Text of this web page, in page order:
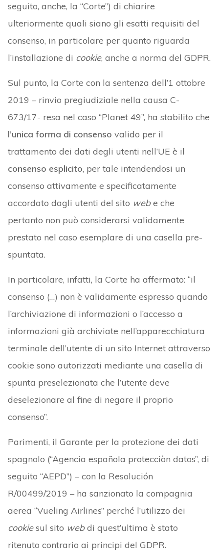
seguito, anche, la “Corte”) di chiarire
ulteriormente quali siano gli esatti requisiti del
consenso, in particolare per quanto riguarda
l’installazione di cookie, anche a norma del GDPR.
Sul punto, la Corte con la sentenza dell’1 ottobre
2019 – rinvio pregiudiziale nella causa C-
673/17- resa nel caso “Planet 49”, ha stabilito che
l’unica forma di consenso valido per il
trattamento dei dati degli utenti nell’UE è il
consenso esplicito, per tale intendendosi un
consenso attivamente e specificatamente
accordato dagli utenti del sito webe che
pertanto non può considerarsi validamente
prestato nel caso esemplare di una casella pre-
spuntata.
In particolare, infatti, la Corte ha affermato: “il
consenso (…) non è validamente espresso quando
l’archiviazione di informazioni o l’accesso a
informazioni già archiviate nell’apparecchiatura
terminale dell’utente di un sito Internet attraverso
cookie sono autorizzati mediante una casella di
spunta preselezionata che l’utente deve
deselezionare al fine di negare il proprio
consenso”.
Parimenti, il Garante per la protezione dei dati
spagnolo (“Agencia española protecciòn datos”, di
seguito “AEPD”) – con la Resolución
R/00499/2019 – ha sanzionato la compagnia
aerea “Vueling Airlines” perché l’utilizzo dei
cookiesul sito webdi quest’ultima è stato
ritenuto contrario ai principi del GDPR.